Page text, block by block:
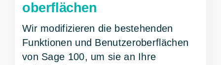
oberflächen
Wir modifizieren die bestehenden
Funktionen und Benutzeroberflächen
von Sage 100, um sie an Ihre